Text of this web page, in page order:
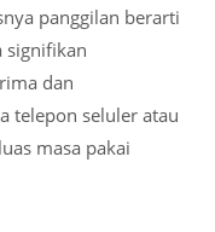
panggilan berarti
signifikan
dan
telepon seluler atau
masa pakai